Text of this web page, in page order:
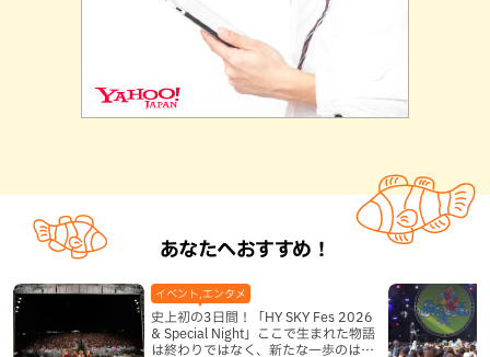
あなたへおすすめ！
史上初の3日間！「HY SKY Fes 2026
& Special Night」ここで生まれた物語
は終わりではなく、新たな一歩のはじ
イベント,エンタメ